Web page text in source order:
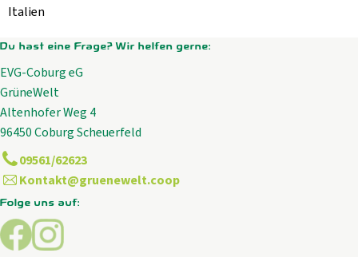
Italien
Du hast eine Frage? Wir helfen gerne:
EVG-Coburg eG
GrüneWelt
Altenhofer Weg 4
96450 Coburg Scheuerfeld
09561/62623
Kontakt@gruenewelt.coop
Folge uns auf:
Externer Link zu https://www.facebook.com/
Externer Link zu https://www.instagram.com/